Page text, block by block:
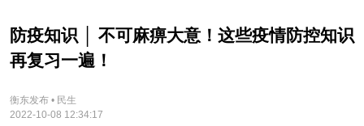
防疫知识 │ 不可麻痹大意！这些疫情防控知识
再复习一遍！
衡东发布 • 民生
2022-10-08 12:34:17